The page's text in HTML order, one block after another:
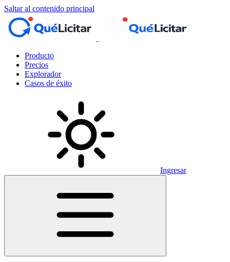
Saltar al contenido principal
Producto
Precios
Explorador
Casos de éxito
Ingresar